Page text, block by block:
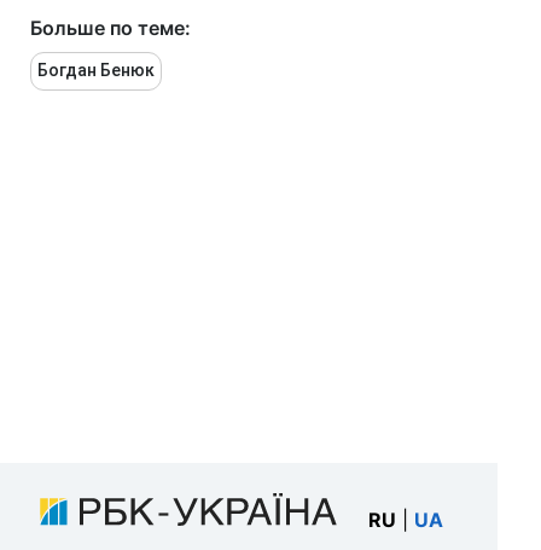
Больше по теме:
Богдан Бенюк
RU UA